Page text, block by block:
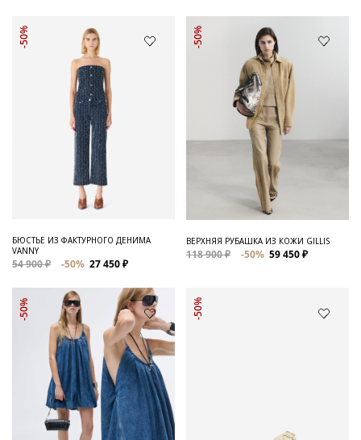
-50%
БЮСТЬЕ ИЗ ФАКТУРНОГО ДЕНИМА
VANNY
54 900 ₽ -50% 27 450 ₽
-50%
ВЕРХНЯЯ РУБАШКА ИЗ КОЖИ GILLIS
118 900 ₽ -50% 59 450 ₽
-50% -50%